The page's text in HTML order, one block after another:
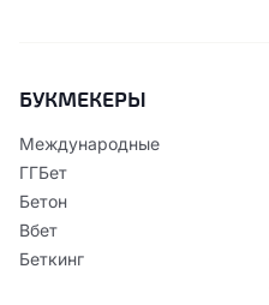
БУКМЕКЕРЫ
Международные
ГГБет
Бетон
Вбет
Беткинг